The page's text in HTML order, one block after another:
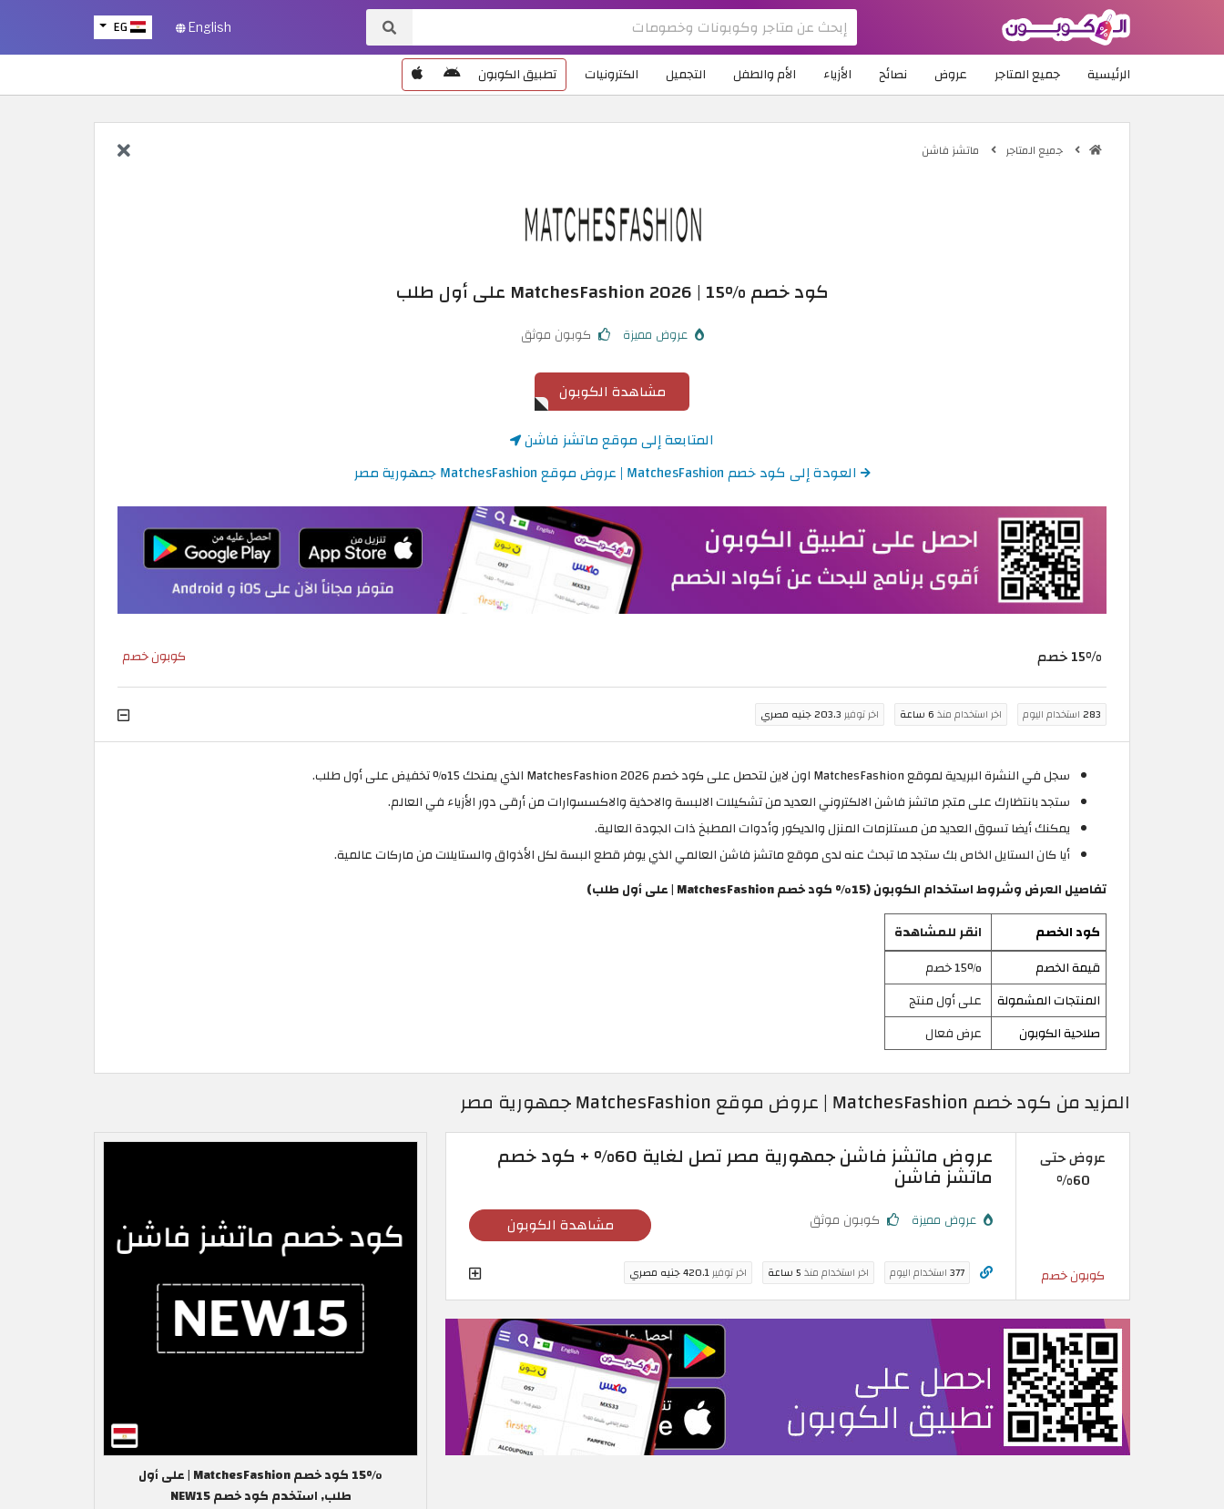
EG English
الرئيسية جميع المتاجر عروض نصائح الأزياء الأم والطفل التجميل الكترونيات تطبيق الكوبون
جميع المتاجر ماتشز فاشن
كود خصم MatchesFashion 2026 | 15% على أول طلب
عروض مميزة كوبون موثق
مشاهدة الكوبون
المتابعة إلى موقع ماتشز فاشن
العودة إلى كود خصم MatchesFashion | عروض موقع MatchesFashion جمهورية مصر
15% خصم كوبون خصم
283استخدام اليوم اخر استخدام منذ6 ساعة اخر توفير203.3 جنيه مصري
سجل في النشرة البريدية لموقع MatchesFashion اون لاين لتحصل على كود خصم MatchesFashion 2026 الذي يمنحك 15% تخفيض على أول طلب.
ستجد بانتظارك على متجر ماتشز فاشن الالكتروني العديد من تشكيلات الالبسة والاحذية والاكسسوارات من أرقى دور الأزياء في العالم.
يمكنك أيضا تسوق العديد من مستلزمات المنزل والديكور وأدوات المطبخ ذات الجودة العالية.
أيا كان الستايل الخاص بك ستجد ما تبحث عنه لدى موقع ماتشز فاشن العالمي الذي يوفر قطع البسة لكل الأذواق والستايلات من ماركات عالمية.
تفاصيل العرض وشروط استخدام الكوبون (15% كود خصم MatchesFashion | على أول طلب)
كود الخصم
انقر للمشاهدة
قيمة الخصم
15% خصم
المنتجات المشمولة
على أول منتج
صلاحية الكوبون
عرض فعال
المزيد من كود خصم MatchesFashion | عروض موقع MatchesFashion جمهورية مصر
عروض حتى
60%
كوبون خصم
عروض ماتشز فاشن جمهورية مصر تصل لغاية 60% + كود خصم
ماتشز فاشن
عروض مميزة كوبون موثق مشاهدة الكوبون
377استخدام اليوم اخر استخدام منذ5 ساعة اخر توفير420.1 جنيه مصري
15% كود خصم MatchesFashion | على أول
طلب, استخدم كود خصم NEW15